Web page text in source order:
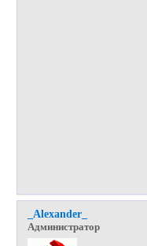
_Alexander_
Администратор